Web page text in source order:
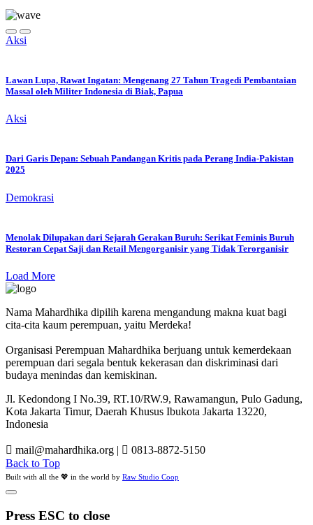
Aksi
Lawan Lupa, Rawat Ingatan: Mengenang 27 Tahun Tragedi Pembantaian
Massal oleh Militer Indonesia di Biak, Papua
Aksi
Dari Garis Depan: Sebuah Pandangan Kritis pada Perang India-Pakistan
2025
Demokrasi
Menolak Dilupakan dari Sejarah Gerakan Buruh: Serikat Feminis Buruh
Restoran Cepat Saji dan Retail Mengorganisir yang Tidak Terorganisir
Load More
Nama Mahardhika dipilih karena mengandung makna kuat bagi
cita-cita kaum perempuan, yaitu Merdeka!
Organisasi Perempuan Mahardhika berjuang untuk kemerdekaan
perempuan dari segala bentuk kekerasan dan diskriminasi dari
budaya menindas dan kemiskinan.
Jl. Kedondong I No.39, RT.10/RW.9, Rawamangun, Pulo Gadung,
Kota Jakarta Timur, Daerah Khusus Ibukota Jakarta 13220,
Indonesia
mail@mahardhika.org |
0813-8872-5150
Back to Top
Built with all the 💖 in the world by Raw Studio Coop
Press ESC to close